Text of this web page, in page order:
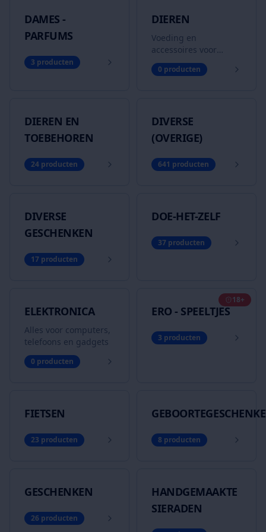
DAMES -
PARFUMS
3 producten
DIEREN
Voeding en
accessoires voor
huisdieren
0 producten
DIEREN EN
TOEBEHOREN
24 producten
DIVERSE
(OVERIGE)
641 producten
DIVERSE
GESCHENKEN
17 producten
DOE-HET-ZELF
37 producten
ELEKTRONICA
Alles voor computers,
telefoons en gadgets
0 producten
18+
ERO - SPEELTJES
3 producten
FIETSEN
23 producten 8 producten
GESCHENKEN
26 producten
HANDGEMAAKTE
SIERADEN